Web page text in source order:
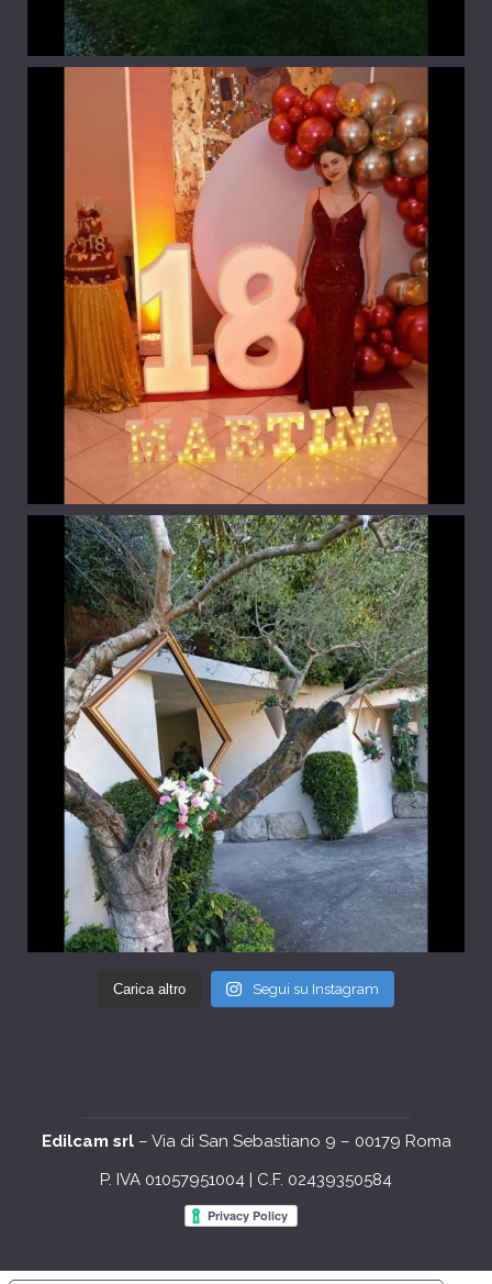
Carica altro Segui su Instagram
Edilcam srl– Via di San Sebastiano 9 – 00179 Roma
P. IVA 01057951004 | C.F. 02439350584